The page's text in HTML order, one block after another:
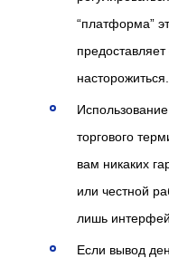
“платформа”
насторожиться.
торгового
вам никаких
или честной
лишь
Если вывод